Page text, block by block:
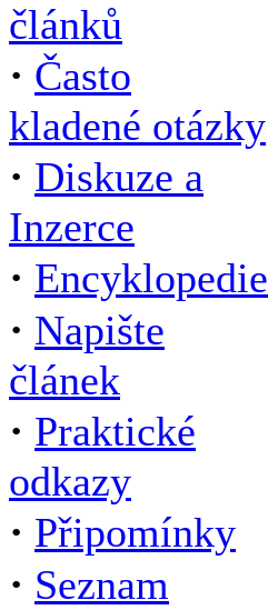
článků
· Často
kladené otázky
· Diskuze a
Inzerce
· Encyklopedie
· Napište
článek
· Praktické
odkazy
· Připomínky
· Seznam